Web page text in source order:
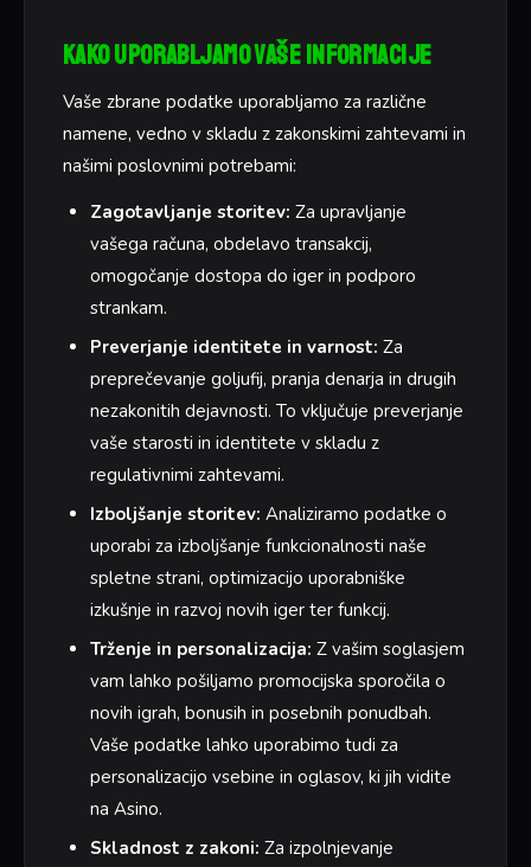
Kako uporabljamo vaše informacije
Vaše zbrane podatke uporabljamo za različne
namene, vedno v skladu z zakonskimi zahtevami in
našimi poslovnimi potrebami:
Zagotavljanje storitev: Za upravljanje
vašega računa, obdelavo transakcij,
omogočanje dostopa do iger in podporo
strankam.
Preverjanje identitete in varnost: Za
preprečevanje goljufij, pranja denarja in drugih
nezakonitih dejavnosti. To vključuje preverjanje
vaše starosti in identitete v skladu z
regulativnimi zahtevami.
Izboljšanje storitev: Analiziramo podatke o
uporabi za izboljšanje funkcionalnosti naše
spletne strani, optimizacijo uporabniške
izkušnje in razvoj novih iger ter funkcij.
Trženje in personalizacija: Z vašim soglasjem
vam lahko pošiljamo promocijska sporočila o
novih igrah, bonusih in posebnih ponudbah.
Vaše podatke lahko uporabimo tudi za
personalizacijo vsebine in oglasov, ki jih vidite
na Asino.
Skladnost z zakoni: Za izpolnjevanje